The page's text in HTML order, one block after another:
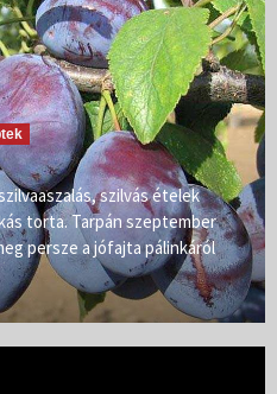
szilvás ételek
torta. Tarpán szeptember
persze a jófajta pálinkáról